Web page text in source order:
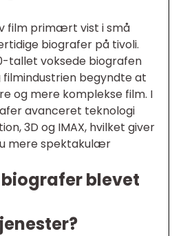
film primært vist i små
biografer på tivoli.
tallet voksede biografen
filmindustrien begyndte at
og mere komplekse film. I
avanceret teknologi
3D og IMAX, hvilket giver
mere spektakulær
blevet